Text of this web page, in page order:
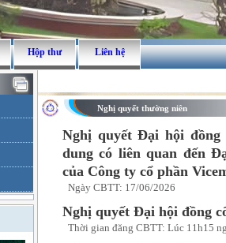
Hộp thư Liên hệ
Nghị quyết thường niên
Nghị quyết Đại hội đồng
dung có liên quan đến
của Công ty cổ phần
Ngày CBTT: 17/06/2026
Nghị quyết Đại hội đồng
Thời gian đăng CBTT: Lúc 11h15